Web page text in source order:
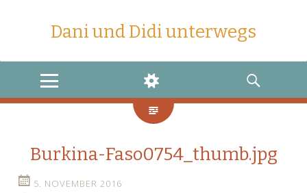
Dani und Didi unterwegs
MENU
WIDGETS
SEARCH
Burkina-Faso0754_thumb.jpg
5. NOVEMBER 2016